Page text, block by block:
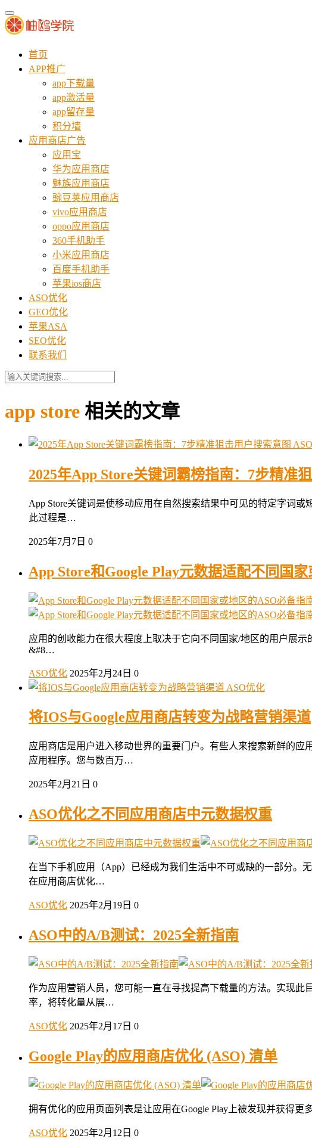
首页
APP推广
app下载量
app激活量
app留存量
积分墙
应用商店广告
应用宝
华为应用商店
魅族应用商店
豌豆荚应用商店
vivo应用商店
oppo应用商店
360手机助手
小米应用商店
百度手机助手
苹果ios商店
ASO优化
GEO优化
苹果ASA
SEO优化
联系我们
app store 相关的文章
2025年App Store关键词霸榜指南：7步精准
App Store关键词是使移动应用在自然搜索结果中可见的特定字词
此过程是…
2025年7月7日 0
App Store和Google Play元数据适配不同国
应用的创收能力在很大程度上取决于它向不同国家/地区的用户展
&#8…
ASO优化 2025年2月24日 0
ASO优化
将IOS与Google应用商店转变为战略营销渠道
应用商店是用户进入移动世界的重要门户。有些人来搜索新鲜的
应用程序。您与数百万…
2025年2月21日 0
ASO优化之不同应用商店中元数据权重
在当下手机应用（App）已经成为我们生活中不可或缺的一部分。
在应用商店优化…
ASO优化 2025年2月19日 0
ASO中的A/B测试：2025全新指南
作为应用营销人员，您可能一直在寻找提高下载量的方法。实现
率，将转化量从展…
ASO优化 2025年2月17日 0
Google Play的应用商店优化 (ASO) 清单
拥有优化的应用页面列表是让应用在Google Play上被发现并获得
ASO优化 2025年2月12日 0